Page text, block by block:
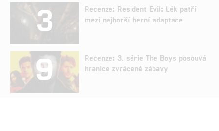
3
Recenze: Resident Evil: Lék patří
mezi nejhorší herní adaptace
9
Recenze: 3. série The Boys posouvá
hranice zvrácené zábavy